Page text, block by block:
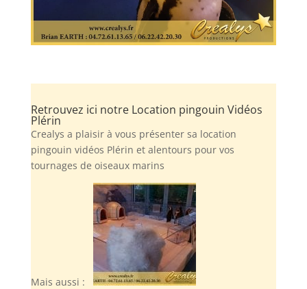
Retrouvez ici notre Location pingouin Vidéos
Plérin
Crealys a plaisir à vous présenter sa location
pingouin vidéos Plérin et alentours pour vos
tournages de oiseaux marins
Mais aussi :